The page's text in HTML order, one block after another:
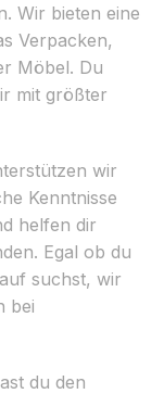
Wir bieten eine
Verpacken,
Möbel. Du
mit größter
wir
Kenntnisse
helfen dir
Egal ob du
suchst, wir
bei
du den